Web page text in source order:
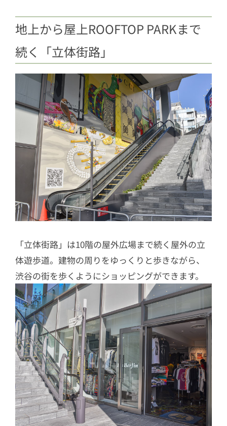
地上から屋上ROOFTOP PARKまで
続く「立体街路」
「立体街路」は10階の屋外広場まで続く屋外の立
体遊歩道。建物の周りをゆっくりと歩きながら、
渋谷の街を歩くようにショッピングができます。